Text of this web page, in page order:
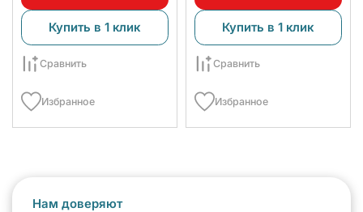
Купить в 1 клик
Сравнить
Избранное
Купить в 1 клик
Сравнить
Избранное
Нам доверяют